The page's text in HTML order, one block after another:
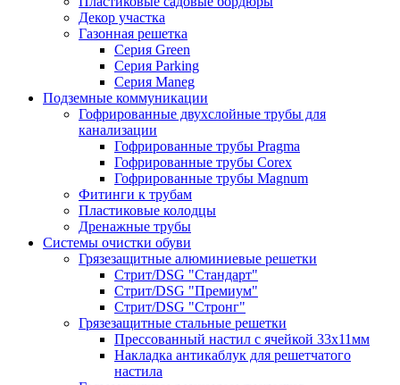
Декор участка
Газонная решетка
Серия Green
Серия Parking
Серия Maneg
Подземные коммуникации
Гофрированные двухслойные трубы для
канализации
Гофрированные трубы Pragma
Гофрированные трубы Corex
Гофрированные трубы Magnum
Фитинги к трубам
Пластиковые колодцы
Дренажные трубы
Системы очистки обуви
Грязезащитные алюминиевые решетки
Стрит/DSG "Стандарт"
Стрит/DSG "Премиум"
Стрит/DSG "Стронг"
Грязезащитные стальные решетки
Прессованный настил с ячейкой 33х11мм
Накладка антикаблук для решетчатого
настила